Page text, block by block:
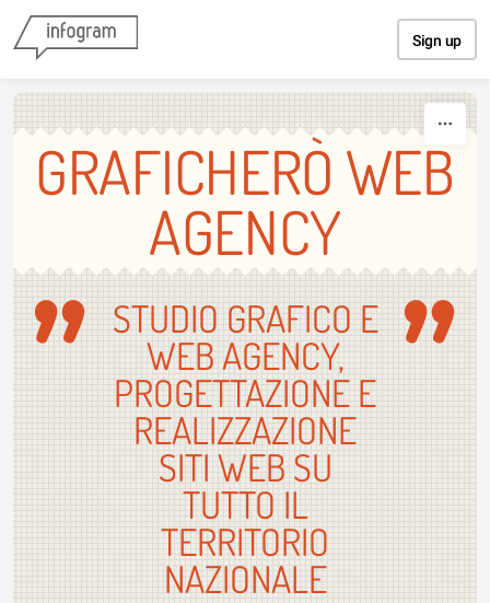
Sign up
GRAFICHERÒ WEB
AGENCY
STUDIO GRAFICO E
WEB AGENCY,
PROGETTAZIONE E
REALIZZAZIONE
SITI WEB SU
TUTTO IL
TERRITORIO
NAZIONALE